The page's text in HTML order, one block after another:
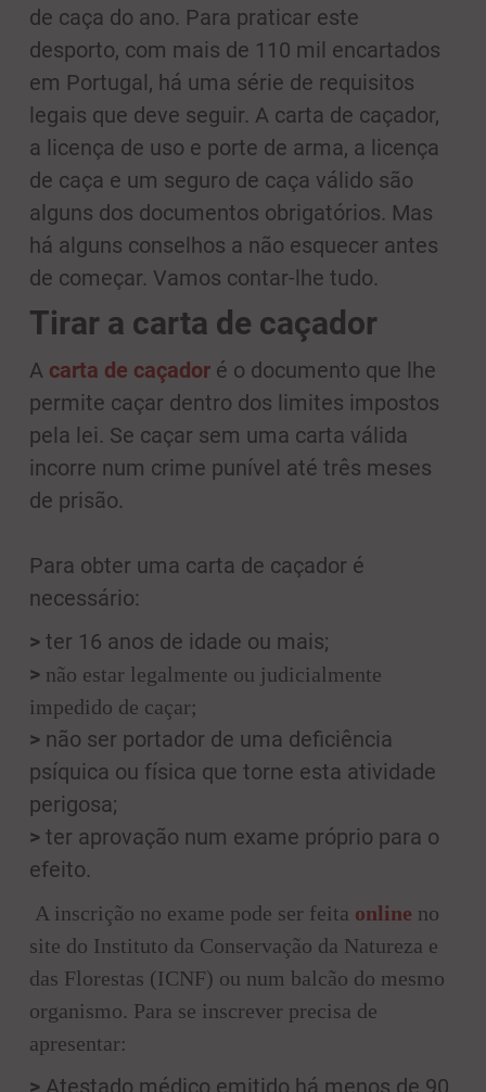
de caça do ano. Para praticar este
desporto, com mais de 110 mil encartados
em Portugal, há uma série de requisitos
legais que deve seguir. A carta de caçador,
a licença de uso e porte de arma, a licença
de caça e um seguro de caça válido são
alguns dos documentos obrigatórios. Mas
há alguns conselhos a não esquecer antes
de começar. Vamos contar-lhe tudo.
Tirar a carta de caçador
A carta de caçador é o documento que lhe
permite caçar dentro dos limites impostos
pela lei. Se caçar sem uma carta válida
incorre num crime punível até três meses
de prisão.
Para obter uma carta de caçador é
necessário:
> ter 16 anos de idade ou mais;
> não estar legalmente ou judicialmente
impedido de caçar;
> não ser portador de uma deficiência
psíquica ou física que torne esta atividade
perigosa;
> ter aprovação num exame próprio para o
efeito.
A inscrição no exame pode ser feita online no
site do Instituto da Conservação da Natureza e
das Florestas (ICNF) ou num balcão do mesmo
organismo. Para se inscrever precisa de
apresentar: